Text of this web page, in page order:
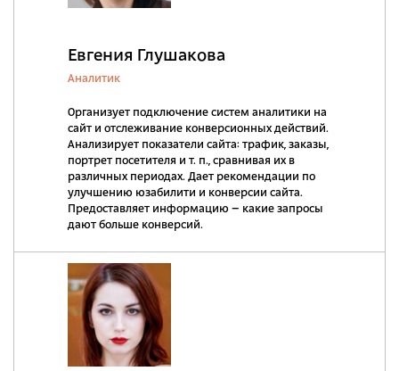
Евгения Глушакова
Аналитик
Организует подключение систем аналитики на
сайт и отслеживание конверсионных действий.
Анализирует показатели сайта: трафик, заказы,
портрет посетителя и т. п., сравнивая их в
различных периодах. Дает рекомендации по
улучшению юзабилити и конверсии сайта.
Предоставляет информацию – какие запросы
дают больше конверсий.